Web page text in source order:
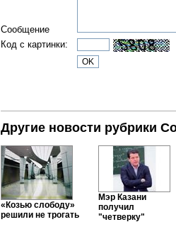
Сообщение
Код с картинки:
Другие новости рубрики
«Козью слободу»
решили не трогать
Мэр Казани
получил
"четверку"